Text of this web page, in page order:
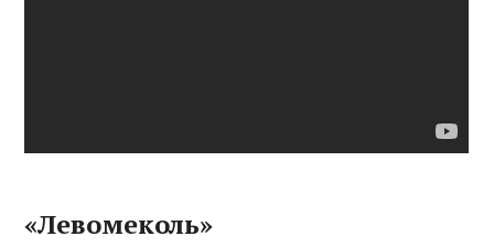
«Левомеколь»